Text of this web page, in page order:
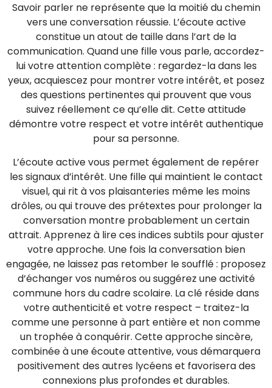
Savoir parler ne représente que la moitié du chemin
vers une conversation réussie. L’écoute active
constitue un atout de taille dans l’art de la
communication. Quand une fille vous parle, accordez-
lui votre attention complète : regardez-la dans les
yeux, acquiescez pour montrer votre intérêt, et posez
des questions pertinentes qui prouvent que vous
suivez réellement ce qu’elle dit. Cette attitude
démontre votre respect et votre intérêt authentique
pour sa personne.
L’écoute active vous permet également de repérer
les signaux d’intérêt. Une fille qui maintient le contact
visuel, qui rit à vos plaisanteries même les moins
drôles, ou qui trouve des prétextes pour prolonger la
conversation montre probablement un certain
attrait. Apprenez à lire ces indices subtils pour ajuster
votre approche. Une fois la conversation bien
engagée, ne laissez pas retomber le soufflé : proposez
d’échanger vos numéros ou suggérez une activité
commune hors du cadre scolaire. La clé réside dans
votre authenticité et votre respect – traitez-la
comme une personne à part entière et non comme
un trophée à conquérir. Cette approche sincère,
combinée à une écoute attentive, vous démarquera
positivement des autres lycéens et favorisera des
connexions plus profondes et durables.